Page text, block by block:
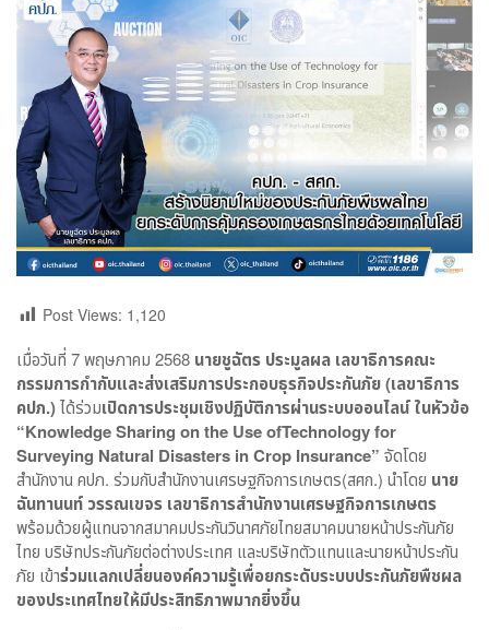
Post Views: 1,120
เมื่อวันที่ 7 พฤษภาคม 2568 นายชูฉัตร ประมูลผล เลขาธิการคณะ
กรรมการกำกับและส่งเสริมการประกอบธุรกิจประกันภัย (เลขาธิการ
คปภ.)ได้ร่วมเปิดการประชุมเชิงปฏิบัติการผ่านระบบออนไลน์ ในหัวข้อ
“Knowledge Sharing on the Use ofTechnology for
Surveying Natural Disasters in Crop Insurance” จัดโดย
สำนักงาน คปภ. ร่วมกับสำนักงานเศรษฐกิจการเกษตร(สศก.) นำโดย นาย
ฉันทานนท์ วรรณเขจร เลขาธิการสำนักงานเศรษฐกิจการเกษตร
พร้อมด้วยผู้แทนจากสมาคมประกันวินาศภัยไทยสมาคมนายหน้าประกันภัย
ไทย บริษัทประกันภัยต่อต่างประเทศ และบริษัทตัวแทนและนายหน้าประกัน
ภัย เข้าร่วมแลกเปลี่ยนองค์ความรู้เพื่อยกระดับระบบประกันภัยพืชผล
ของประเทศไทยให้มีประสิทธิภาพมากยิ่งขึ้น